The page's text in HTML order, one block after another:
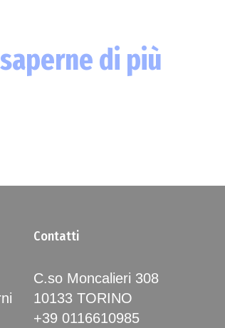
saperne di più
Contatti
C.so Moncalieri 308
10133 TORINO
+39 0116610985